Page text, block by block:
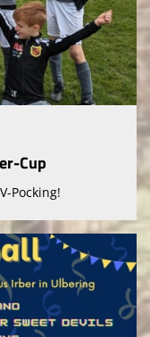
Cup
Pocking!